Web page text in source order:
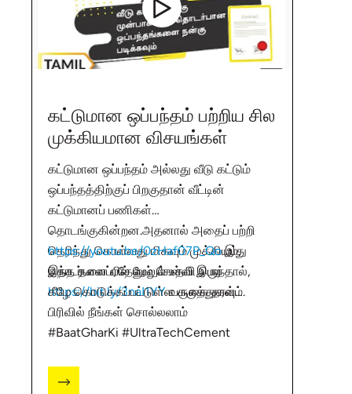
கட்டுமான ஒப்பந்தம் பற்றிய சில
முக்கியமான விசயங்கள்
கட்டுமான ஒப்பந்தம் அல்லது வீடு கட்டும்
ஒப்பந்தத்திற்குப் பிறகுதான் வீட்டின்
கட்டுமானப் பணிகள்
தொடங்குகின்றன.அதனால் அதைப் பற்றி
தெரிந்து கொள்வது மிகவும் முக்கியம்,
இந்த தலைப்பில் மேலும் உதவி பெற
https://bit.ly/3naI1YYவருகை தரவும்.
https://youtu.be/0zHaf07P_Qoஇது
தொடர்பான ஏதேனும் கேள்வி இருந்தால்,
கீழே கொடுக்கப்பட்டுள்ள கருத்துகள்
பிரிவில் நீங்கள் சொல்லலாம்
#BaatGharKi #UltraTechCement